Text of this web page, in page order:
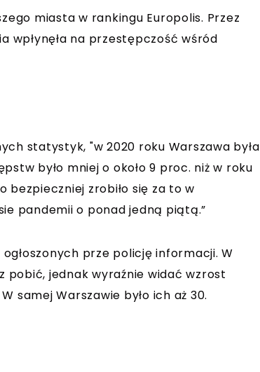
miasta w rankingu Europolis. Przez
wpłynęła na przestępczość wśród
statystyk, "w 2020 roku Warszawa była
było mniej o około 9 proc. niż w roku
bezpieczniej zrobiło się za to w
pandemii o ponad jedną piątą.”
prze policję informacji. W
pobić, jednak wyraźnie widać wzrost
W samej Warszawie było ich aż 30.